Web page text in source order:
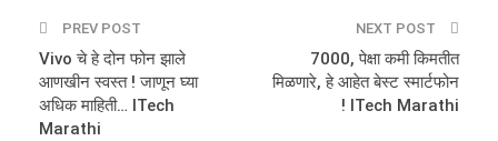
PREV POST
Vivo चे हे दोन फोन झाले
आणखीन स्वस्त ! जाणून घ्या
अधिक माहिती… ITech
Marathi
NEXT POST
7000, पेक्षा कमी किमतीत
मिळणारे, हे आहेत बेस्ट स्मार्टफोन
! ITech Marathi